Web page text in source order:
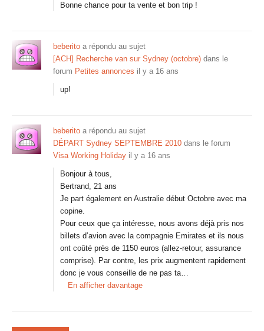
Bonne chance pour ta vente et bon trip !
beberito a répondu au sujet
[ACH] Recherche van sur Sydney (octobre) dans le
forum Petites annonces il y a 16 ans
up!
beberito a répondu au sujet
DÉPART Sydney SEPTEMBRE 2010 dans le forum
Visa Working Holiday il y a 16 ans
Bonjour à tous,
Bertrand, 21 ans
Je part également en Australie début Octobre avec ma
copine.
Pour ceux que ça intéresse, nous avons déjà pris nos
billets d’avion avec la compagnie Emirates et ils nous
ont coûté près de 1150 euros (allez-retour, assurance
comprise). Par contre, les prix augmentent rapidement
donc je vous conseille de ne pas ta…
En afficher davantage